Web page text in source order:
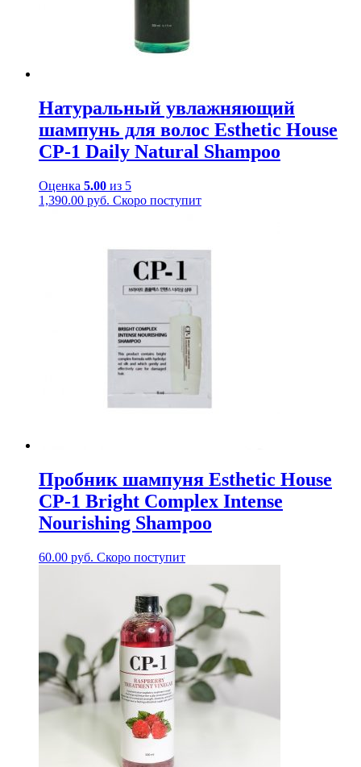
Натуральный увлажняющий
шампунь для волос Esthetic House
CP-1 Daily Natural Shampoo
Оценка 5.00 из 5
1,390.00 руб. Скоро поступит
Пробник шампуня Esthetic House
CP-1 Bright Complex Intense
Nourishing Shampoo
60.00 руб. Скоро поступит